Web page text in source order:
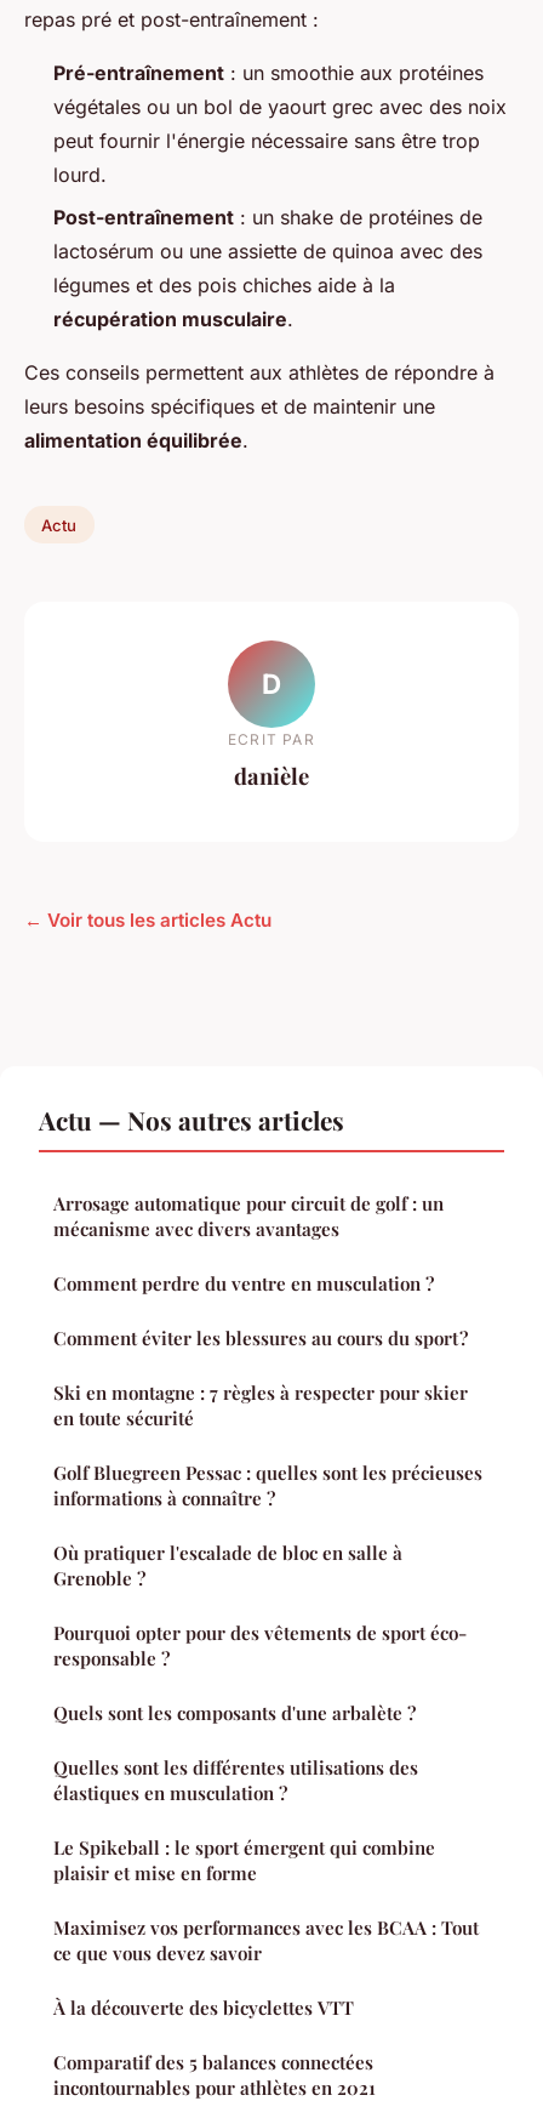
repas pré et post-entraînement :
Pré-entraînement : un smoothie aux protéines
végétales ou un bol de yaourt grec avec des noix
peut fournir l'énergie nécessaire sans être trop
lourd.
Post-entraînement : un shake de protéines de
lactosérum ou une assiette de quinoa avec des
légumes et des pois chiches aide à la
récupération musculaire.
Ces conseils permettent aux athlètes de répondre à
leurs besoins spécifiques et de maintenir une
alimentation équilibrée.
Actu
D
ECRIT PAR
danièle
← Voir tous les articles Actu
Actu — Nos autres articles
Arrosage automatique pour circuit de golf : un
mécanisme avec divers avantages
Comment perdre du ventre en musculation ?
Comment éviter les blessures au cours du sport ?
Ski en montagne : 7 règles à respecter pour skier
en toute sécurité
Golf Bluegreen Pessac : quelles sont les précieuses
informations à connaître ?
Où pratiquer l'escalade de bloc en salle à
Grenoble ?
Pourquoi opter pour des vêtements de sport éco-
responsable ?
Quels sont les composants d'une arbalète ?
Quelles sont les différentes utilisations des
élastiques en musculation ?
Le Spikeball : le sport émergent qui combine
plaisir et mise en forme
Maximisez vos performances avec les BCAA : Tout
ce que vous devez savoir
À la découverte des bicyclettes VTT
Comparatif des 5 balances connectées
incontournables pour athlètes en 2021